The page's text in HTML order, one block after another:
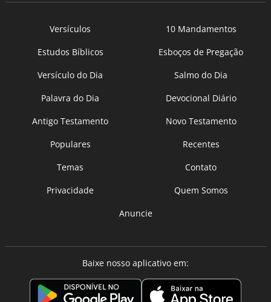
Versículos
10 Mandamentos
Estudos Bíblicos
Esboços de Pregação
Versículo do Dia
Salmo do Dia
Palavra do Dia
Devocional Diário
Antigo Testamento
Novo Testamento
Populares
Recentes
Temas
Contato
Privacidade
Quem Somos
Anuncie
Baixe nosso aplicativo em: